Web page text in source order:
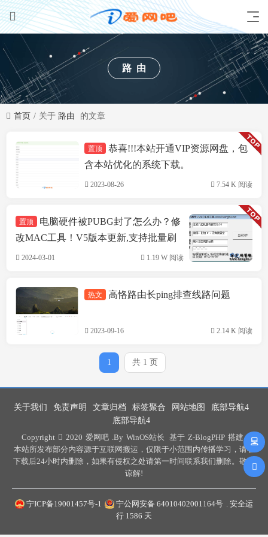
路由
首页 关于 路由 的文章
技术方案
置顶
恭喜!!!本站开通VIP资源网盘，包
含本站优化的系统下载。
2023-08-26 7.54 K 阅读
置顶
电脑硬件被PUBG封了怎么办？修
改MAC工具！V5版本更新,支持批量刷
机,支持INTEL&瑞立网卡
2024-03-01 1.19 W 阅读
技术方案
热文 高恪路由长ping排查线路问题
2023-09-16 2.14 K 阅读
1 共 1 页
关于我们 免责声明 文章归档 标签聚合 网站地图
底部导航4
底部导航4
Copyright
2020 爱网吧 .By WinOS站长 基于 Z-BlogPHP 搭建 .
本站所发布部分内容源于互联网搬运，仅限于小范围内传播学习，请在
下载后24小时内删除，如果有侵权之处请第一时间联系我们删除。敬请
谅解!
宁ICP备19001457号-1 宁公网安备 64010402001164号 . 安全运
行 1586 天